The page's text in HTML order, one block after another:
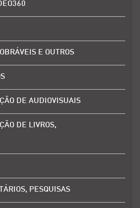
E OUTROS
DE AUDIOVISUAIS
DE LIVROS,
PESQUISAS